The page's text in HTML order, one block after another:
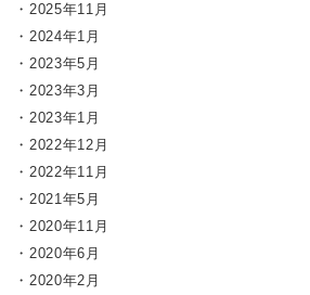
2025年11月
2024年1月
2023年5月
2023年3月
2023年1月
2022年12月
2022年11月
2021年5月
2020年11月
2020年6月
2020年2月